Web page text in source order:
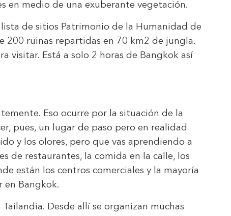
en medio de una exuberante vegetación.
de sitios Patrimonio de la Humanidad de
200 ruinas repartidas en 70 km2 de jungla.
visitar. Está a solo 2 horas de Bangkok así
Eso ocurre por la situación de la
pues, un lugar de paso pero en realidad
y los olores, pero que vas aprendiendo a
de restaurantes, la comida en la calle, los
están los centros comerciales y la mayoría
en Bangkok.
Desde allí se organizan muchas